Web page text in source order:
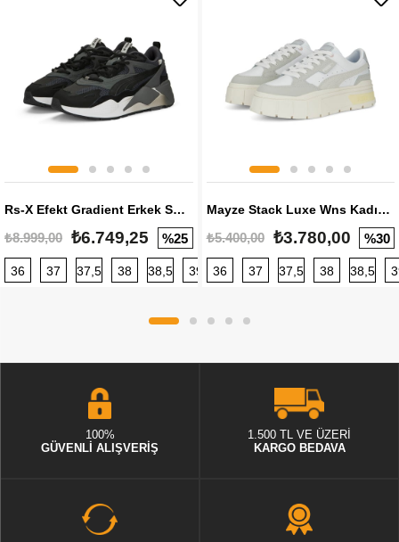
Rs-X Efekt Gradient Erkek Sneaker
₺8.999,00 ₺6.749,25 %25
36 37 37,5 38 38,5 39 40 40,5 41 42 42,5
Mayze Stack Luxe Wns Kadın Sneaker
₺5.400,00 ₺3.780,00 %30
36 37 37,5 38 38,5
100%
GÜVENLİ ALIŞVERİŞ
1.500 TL VE ÜZERİ
KARGO BEDAVA